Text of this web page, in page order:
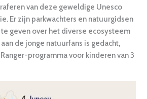
van deze geweldige Unesco
Er zijn parkwachters en natuurgidsen
geven over het diverse ecosysteem
de jonge natuurfans is gedacht,
programma voor kinderen van 3